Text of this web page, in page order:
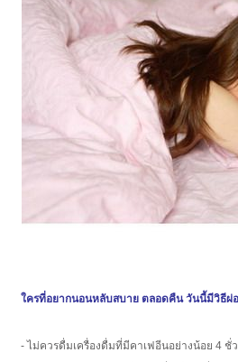
ใครที่อยากนอนหลับสบาย ตลอดคืน วันนี้มีวิธีผ่
- ไม่ควรดื่มเครื่องดื่มที่มีคาเฟอีนอย่างน้อย 4 ชั่